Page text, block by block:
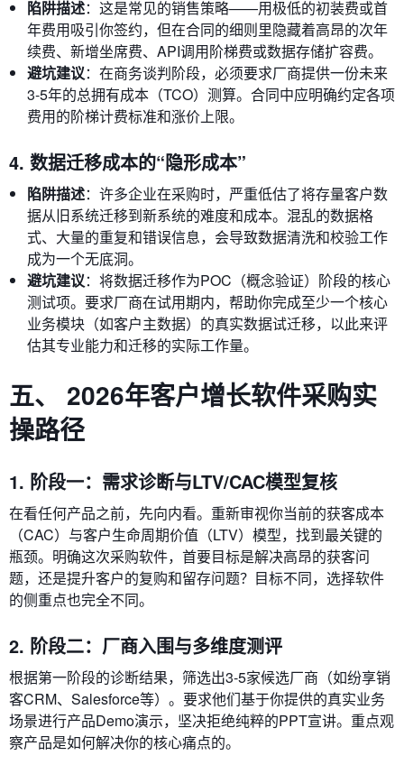
陷阱描述：这是常见的销售策略——用极低的初装费或首
年费用吸引你签约，但在合同的细则里隐藏着高昂的次年
续费、新增坐席费、API调用阶梯费或数据存储扩容费。
避坑建议：在商务谈判阶段，必须要求厂商提供一份未来
3-5年的总拥有成本（TCO）测算。合同中应明确约定各项
费用的阶梯计费标准和涨价上限。
4. 数据迁移成本的“隐形成本”
陷阱描述：许多企业在采购时，严重低估了将存量客户数
据从旧系统迁移到新系统的难度和成本。混乱的数据格
式、大量的重复和错误信息，会导致数据清洗和校验工作
成为一个无底洞。
避坑建议：将数据迁移作为POC（概念验证）阶段的核心
测试项。要求厂商在试用期内，帮助你完成至少一个核心
业务模块（如客户主数据）的真实数据试迁移，以此来评
估其专业能力和迁移的实际工作量。
五、 2026年客户增长软件采购实
操路径
1. 阶段一：需求诊断与LTV/CAC模型复核
在看任何产品之前，先向内看。重新审视你当前的获客成本
（CAC）与客户生命周期价值（LTV）模型，找到最关键的
瓶颈。明确这次采购软件，首要目标是解决高昂的获客问
题，还是提升客户的复购和留存问题？目标不同，选择软件
的侧重点也完全不同。
2. 阶段二：厂商入围与多维度测评
根据第一阶段的诊断结果，筛选出3-5家候选厂商（如纷享销
客CRM、Salesforce等）。要求他们基于你提供的真实业务
场景进行产品Demo演示，坚决拒绝纯粹的PPT宣讲。重点观
察产品是如何解决你的核心痛点的。